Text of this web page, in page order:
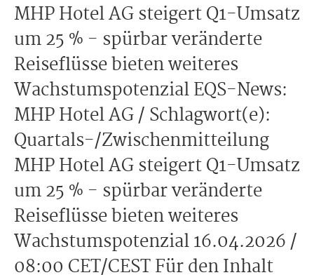
MHP Hotel AG steigert Q1-Umsatz
um 25 % - spürbar veränderte
Reiseflüsse bieten weiteres
Wachstumspotenzial EQS-News:
MHP Hotel AG / Schlagwort(e):
Quartals-/Zwischenmitteilung
MHP Hotel AG steigert Q1-Umsatz
um 25 % - spürbar veränderte
Reiseflüsse bieten weiteres
Wachstumspotenzial 16.04.2026 /
08:00 CET/CEST Für den Inhalt